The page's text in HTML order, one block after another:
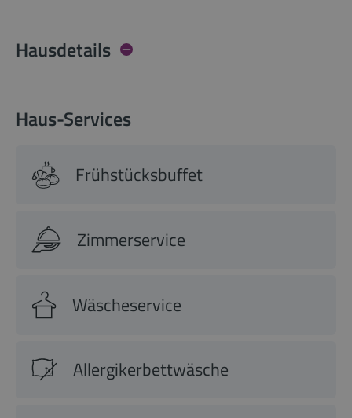
Hausdetails
Haus-Services
Frühstücksbuffet
Zimmerservice
Wäscheservice
Allergikerbettwäsche